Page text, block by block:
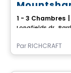
1 - 3 Chambres
Longfields dr.,
Par RICHCRAFT